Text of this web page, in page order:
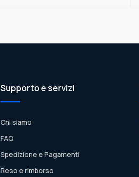
Supporto e servizi
Chi siamo
FAQ
Spedizione e Pagamenti
Reso e rimborso